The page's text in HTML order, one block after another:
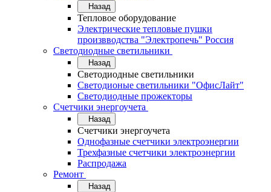
Назад
Тепловое оборудование
Электрические тепловые пушки
произвводства "Электропечь" Россия
Светодиодные светильники
Назад
Светодиодные светильники
Светодионые светильники "ОфисЛайт"
Светодиодные прожекторы
Счетчики энергоучета
Назад
Счетчики энергоучета
Однофазные счетчики электроэнергии
Трехфазные счетчики электроэнергии
Распродажа
Ремонт
Назад